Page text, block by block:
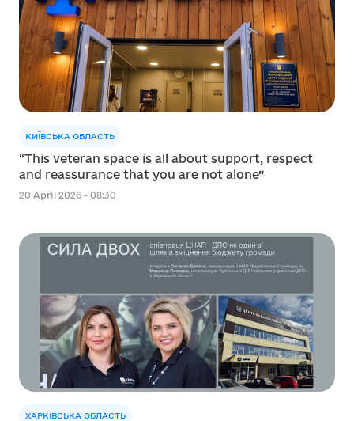
КИЇВСЬКА ОБЛАСТЬ
“This veteran space is all about support, respect
and reassurance that you are not alone”
20 April 2026 - 08:30
ХАРКІВСЬКА ОБЛАСТЬ